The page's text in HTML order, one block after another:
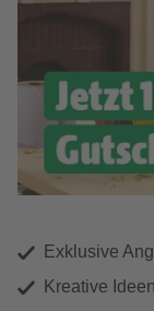
Exklusive
Kreative